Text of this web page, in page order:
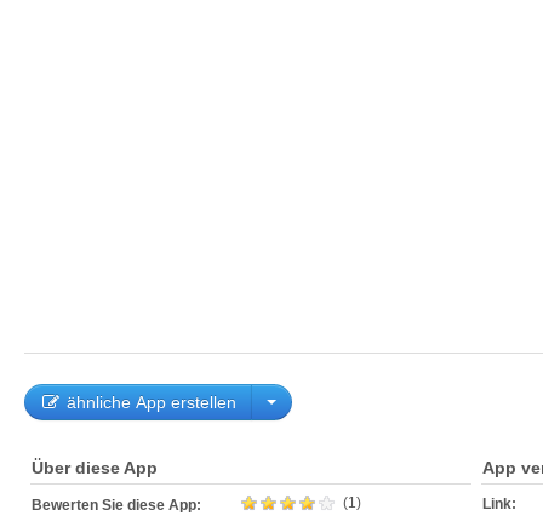
ähnliche App erstellen
Über diese App
Bewerten Sie diese App: (1)
App
Link: